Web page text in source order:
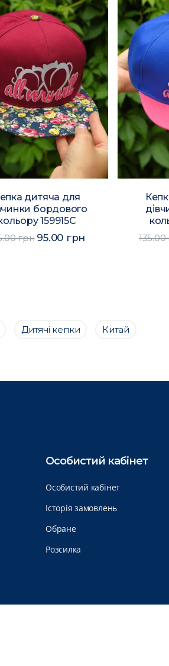
дитяча для
бордового
159915C
грн 95.00 грн
135.00
Дитячі кепки Китай
Особистий кабінет
Особистий кабінет
Історія замовлень
Обране
Розсилка